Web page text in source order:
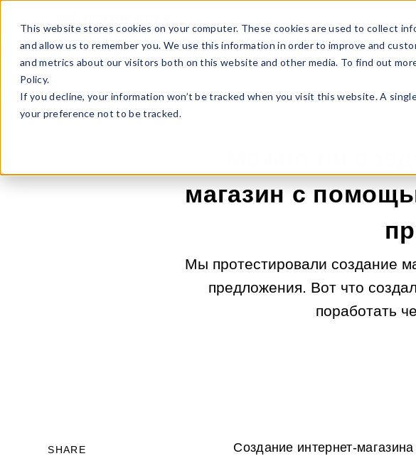
This website stores cookies on your computer. These cookies are used to collect
and allow us to remember you. We use this information in order to improve and
and metrics about our visitors both on this website and other media. To find out
Policy.
If you decline, your information won’t be tracked when you visit this website. A
your preference not to be tracked.
Sell Online Business Type Pricing
Можно ли
магазин с
Мы протестировали создание
предложения. Вот что
поработать
SHARE
Создание интернет-